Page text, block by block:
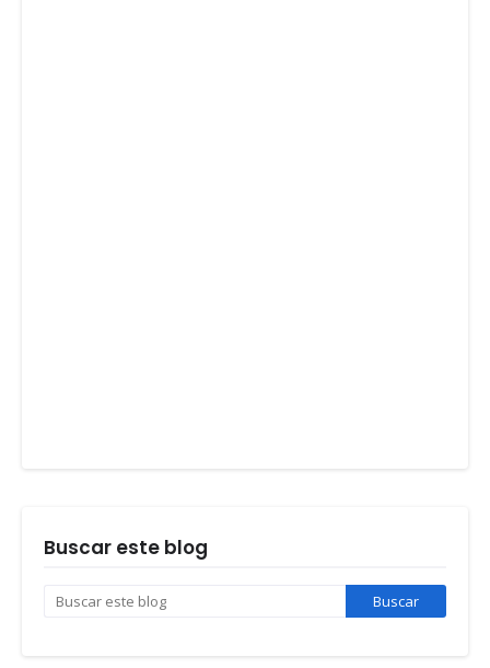
Buscar este blog